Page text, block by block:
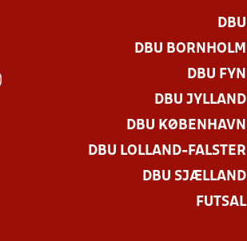
DBU
DBU BORNHOLM
DBU FYN
DBU JYLLAND
DBU KØBENHAVN
DBU LOLLAND-FALSTER
DBU SJÆLLAND
FUTSAL